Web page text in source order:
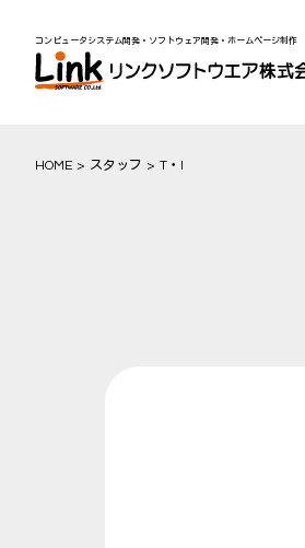
コンピュータシステム開発・ソフトウェア開発・ホームページ制作
HOME スタッフ T・I